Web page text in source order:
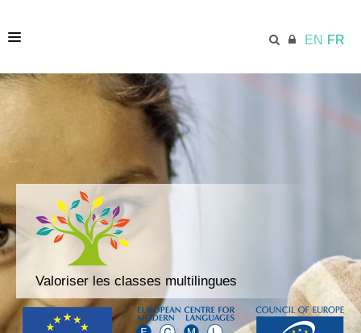
EN FR
ATELIERS DE FORMATION
MODULES ET RESSOURCES
ÉQUIPE
Valoriser les classes multilingues